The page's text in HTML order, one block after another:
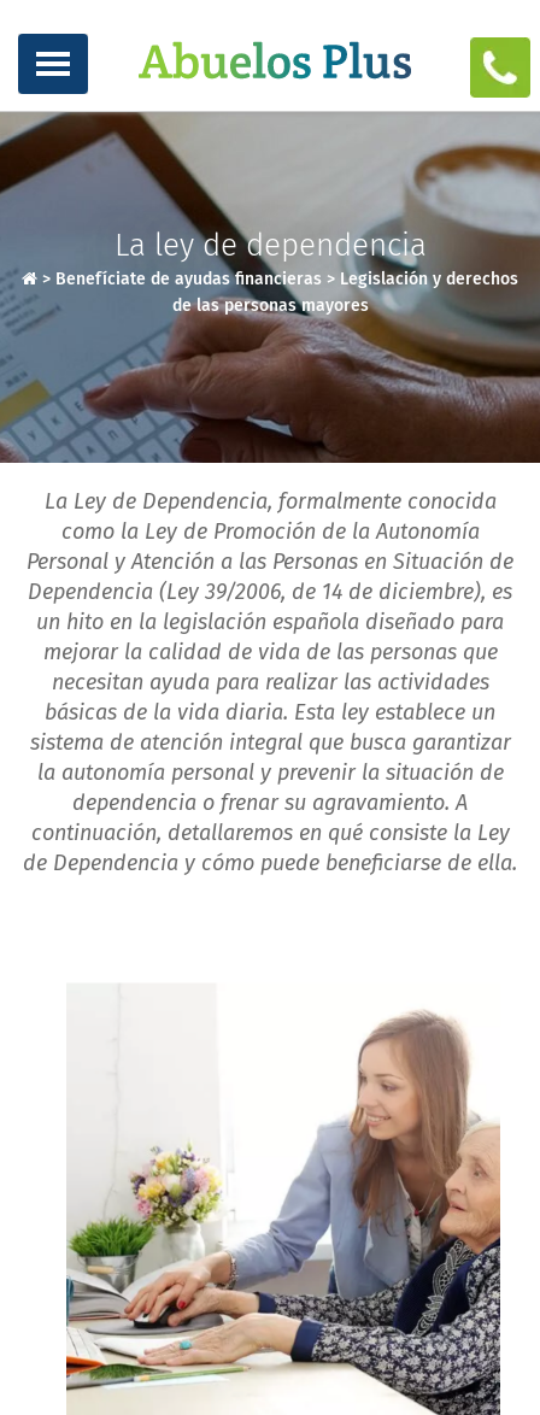
La ley de dependencia
> Benefíciate de ayudas financieras > Legislación y derechos
de las personas mayores
La Ley de Dependencia, formalmente conocida
como la Ley de Promoción de la Autonomía
Personal y Atención a las Personas en Situación de
Dependencia (Ley 39/2006, de 14 de diciembre), es
un hito en la legislación española diseñado para
mejorar la calidad de vida de las personas que
necesitan ayuda para realizar las actividades
básicas de la vida diaria. Esta ley establece un
sistema de atención integral que busca garantizar
la autonomía personal y prevenir la situación de
dependencia o frenar su agravamiento. A
continuación, detallaremos en qué consiste la Ley
de Dependencia y cómo puede beneficiarse de ella.